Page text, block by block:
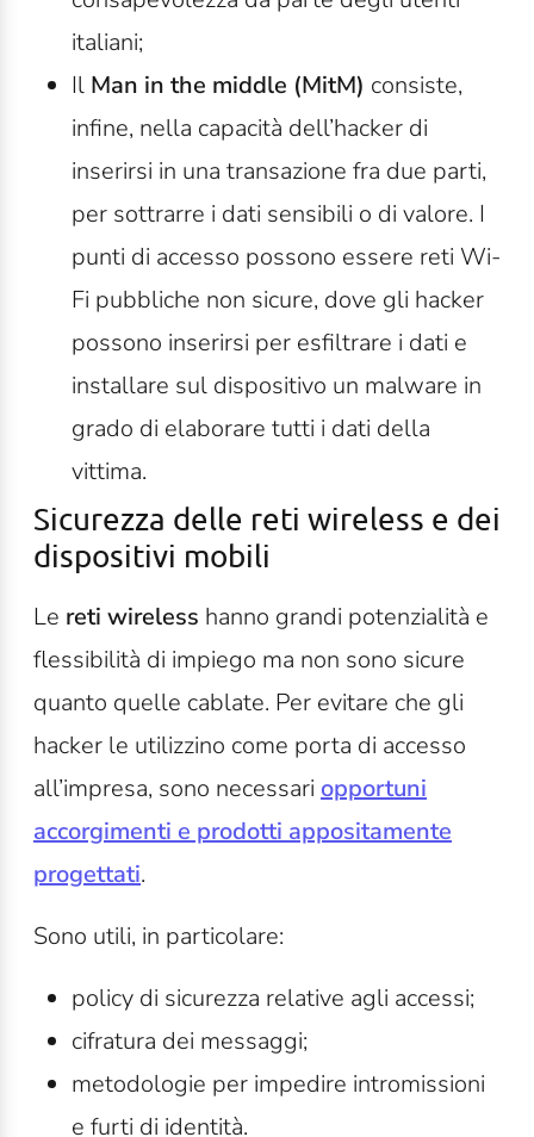
italiani;
Il Man in the middle (MitM) consiste,
infine, nella capacità dell’hacker di
inserirsi in una transazione fra due parti,
per sottrarre i dati sensibili o di valore. I
punti di accesso possono essere reti Wi-
Fi pubbliche non sicure, dove gli hacker
possono inserirsi per esfiltrare i dati e
installare sul dispositivo un malware in
grado di elaborare tutti i dati della
vittima.
Sicurezza delle reti wireless e dei
dispositivi mobili
Le reti wireless hanno grandi potenzialità e
flessibilità di impiego ma non sono sicure
quanto quelle cablate. Per evitare che gli
hacker le utilizzino come porta di accesso
all’impresa, sono necessari opportuni
accorgimenti e prodotti appositamente
progettati.
Sono utili, in particolare:
policy di sicurezza relative agli accessi;
cifratura dei messaggi;
metodologie per impedire intromissioni
e furti di identità.